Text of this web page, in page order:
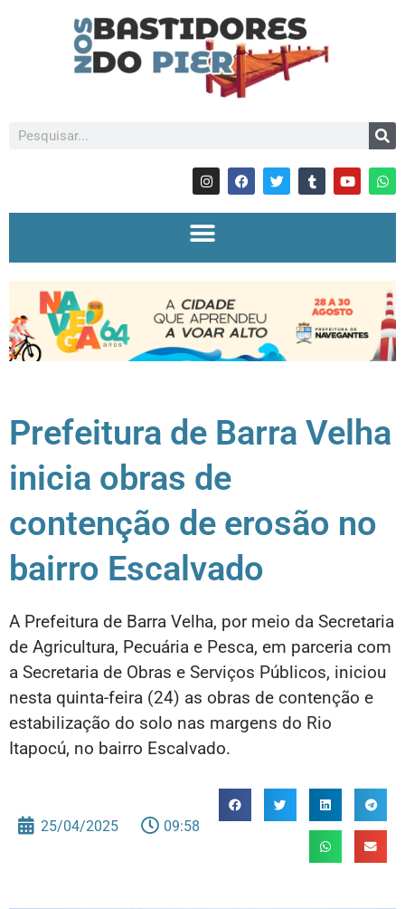
Prefeitura de Barra Velha
inicia obras de
contenção de erosão no
bairro Escalvado
A Prefeitura de Barra Velha, por meio da Secretaria
de Agricultura, Pecuária e Pesca, em parceria com
a Secretaria de Obras e Serviços Públicos, iniciou
nesta quinta-feira (24) as obras de contenção e
estabilização do solo nas margens do Rio
Itapocú, no bairro Escalvado.
25/04/2025 09:58